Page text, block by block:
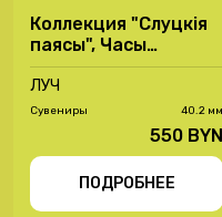
Коллекция "Слуцкія
паясы", Часы
унисекс Слуцкія
паясы - 35480001
ЛУЧ
Сувениры 40.2 мм
550 BYN
ПОДРОБНЕЕ